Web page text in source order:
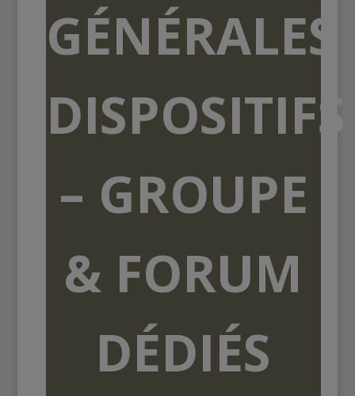
GÉNÉRALES
DISPOSITIFS
– GROUPE
& FORUM
DÉDIÉS